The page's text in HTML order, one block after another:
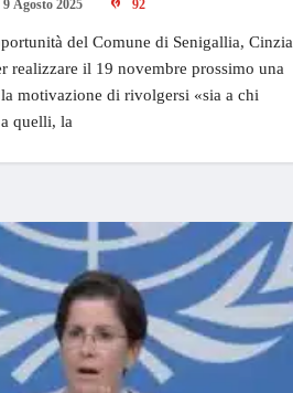
9 Agosto 2025 92
del Comune di Senigallia, Cinzia
realizzare il 19 novembre prossimo una
motivazione di rivolgersi «sia a chi
quelli, la